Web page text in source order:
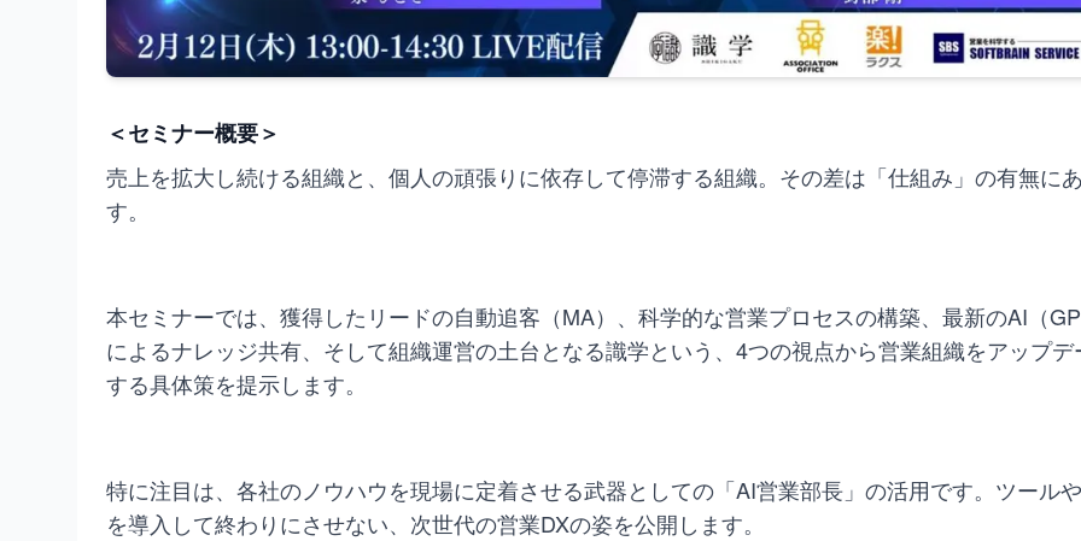
＜セミナー概要＞
売上を拡大し続ける組織と、個人の頑張りに依存して停滞する組織。その差は「仕組み」の有無に
す。
本セミナーでは、獲得したリードの自動追客（MA）、科学的な営業プロセスの構築、最新のAI（
によるナレッジ共有、そして組織運営の土台となる識学という、4つの視点から営業組織をアップデ
する具体策を提示します。
特に注目は、各社のノウハウを現場に定着させる武器としての「AI営業部長」の活用です。ツール
を導入して終わりにさせない、次世代の営業DXの姿を公開します。